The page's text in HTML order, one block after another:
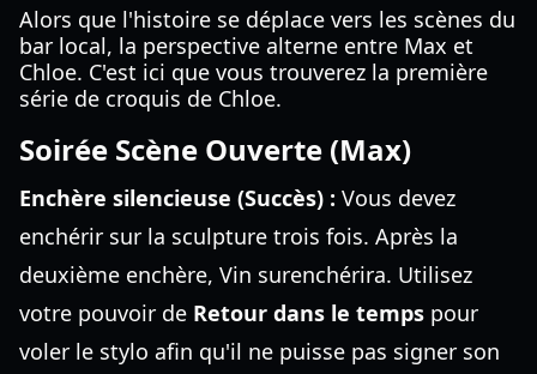
Alors que l'histoire se déplace vers les scènes du
bar local, la perspective alterne entre Max et
Chloe. C'est ici que vous trouverez la première
série de croquis de Chloe.
Soirée Scène Ouverte (Max)
Enchère silencieuse (Succès) : Vous devez
enchérir sur la sculpture trois fois. Après la
deuxième enchère, Vin surenchérira. Utilisez
votre pouvoir de Retour dans le temps pour
voler le stylo afin qu'il ne puisse pas signer son